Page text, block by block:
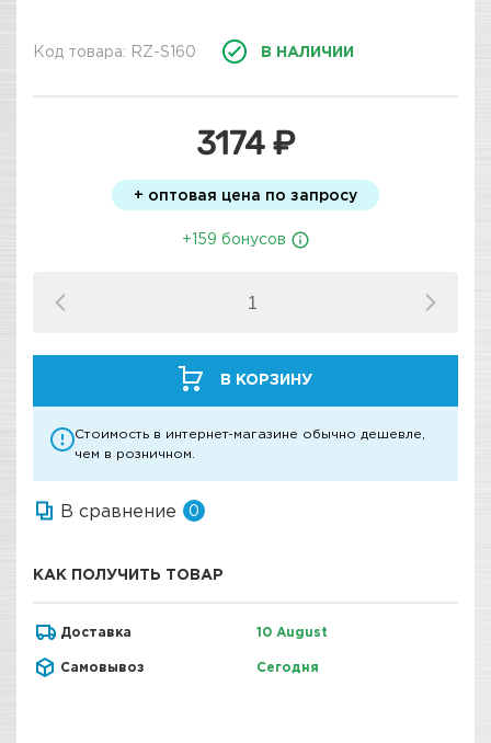
Код товара: RZ-S160 В НАЛИЧИИ
3174 ₽
+ оптовая цена по запросу
+159 бонусов
В КОРЗИНУ
Стоимость в интернет-магазине обычно дешевле,
чем в розничном.
В сравнение 0
КАК ПОЛУЧИТЬ ТОВАР
Доставка 10 August
Самовывоз Сегодня